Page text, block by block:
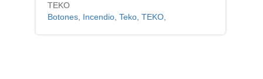
TEKO
Botones, Incendio, Teko, TEKO,